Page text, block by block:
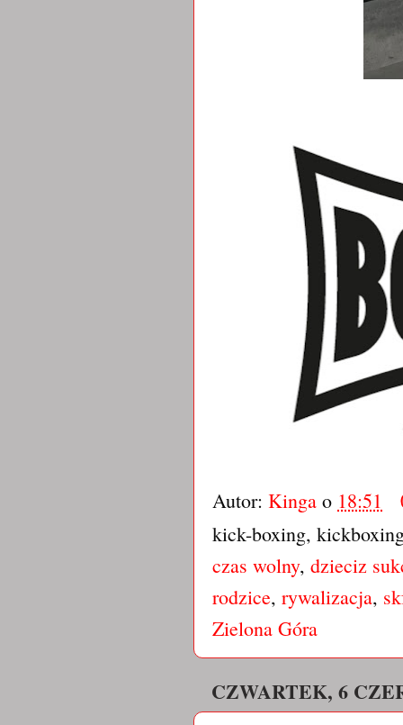
Autor: Kinga o 18:51
kick-boxing,
czas wolny, dzieciz
rodzice, rywalizacja,
Zielona Góra
CZWARTEK, 6